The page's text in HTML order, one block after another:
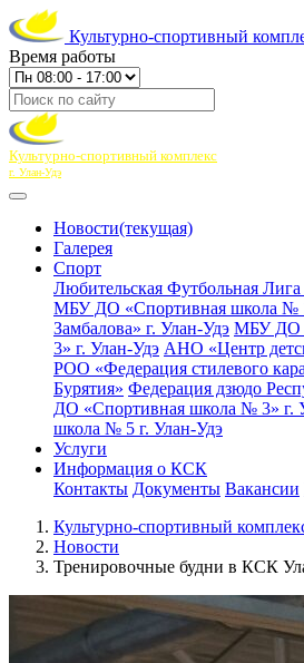
Культурно-спортивный
Время работы
Культурно-спортивный комплекс
г. Улан-Удэ
Новости(текущая)
Галерея
Спорт
Любительская Футбольная
МБУ ДО «Спортивная школа №
Замбалова» г. Улан-Удэ МБУ ДО
3» г. Улан-Удэ АНО «Центр
РОО «Федерация стилевого
Бурятия» Федерация дзюдо
ДО «Спортивная школа № 3» г.
школа № 5 г. Улан-Удэ
Услуги
Информация о КСК
Контакты Документы Вакансии
Культурно-спортивный
Новости
Тренировочные будни в КСК